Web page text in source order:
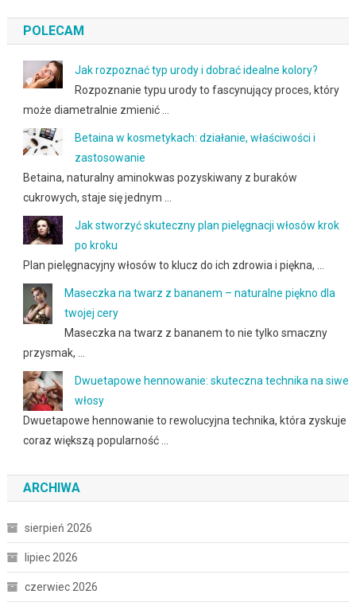
POLECAM
Jak rozpoznać typ urody i dobrać idealne kolory?
Rozpoznanie typu urody to fascynujący proces, który
może diametralnie zmienić …
Betaina w kosmetykach: działanie, właściwości i
zastosowanie
Betaina, naturalny aminokwas pozyskiwany z buraków
cukrowych, staje się jednym …
Jak stworzyć skuteczny plan pielęgnacji włosów krok
po kroku
Plan pielęgnacyjny włosów to klucz do ich zdrowia i piękna, …
Maseczka na twarz z bananem – naturalne piękno dla
twojej cery
Maseczka na twarz z bananem to nie tylko smaczny
przysmak, …
Dwuetapowe hennowanie: skuteczna technika na siwe
włosy
Dwuetapowe hennowanie to rewolucyjna technika, która zyskuje
coraz większą popularność …
ARCHIWA
sierpień 2026
lipiec 2026
czerwiec 2026